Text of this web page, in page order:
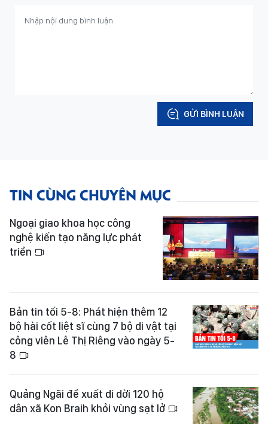
GỬI BÌNH LUẬN
TIN CÙNG CHUYÊN MỤC
Ngoại giao khoa học công
nghệ kiến tạo năng lực phát
triển
Bản tin tối 5-8: Phát hiện thêm 12
bộ hài cốt liệt sĩ cùng 7 bộ di vật tại
công viên Lê Thị Riêng vào ngày 5-
8
Quảng Ngãi đề xuất di dời 120 hộ
dân xã Kon Braih khỏi vùng sạt lở